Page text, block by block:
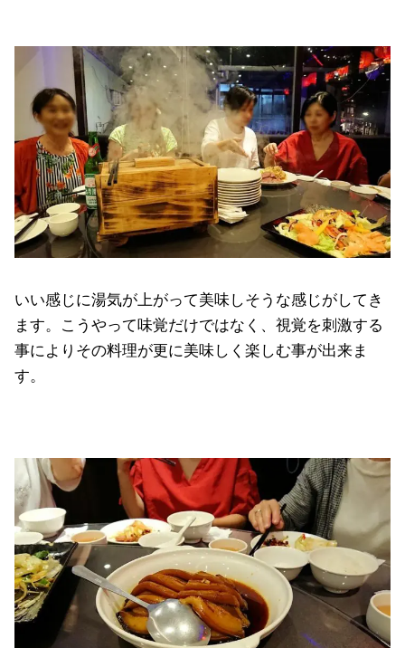
いい感じに湯気が上がって美味しそうな感じがしてき
ます。こうやって味覚だけではなく、視覚を刺激する
事によりその料理が更に美味しく楽しむ事が出来ま
す。